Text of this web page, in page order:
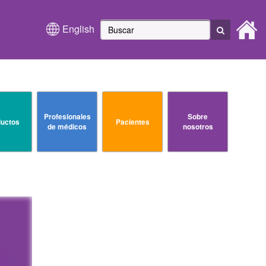
Profesionales
de médicos
Pacientes
Sobre
nosotros
English